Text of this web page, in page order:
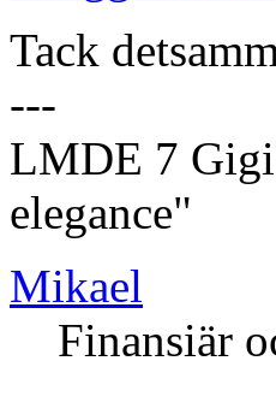
Tack
---
LMDE 7
elegance"
Mikael
Finansiär